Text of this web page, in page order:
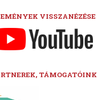
VISSZANÉZÉSE
TÁMOGATÓINK